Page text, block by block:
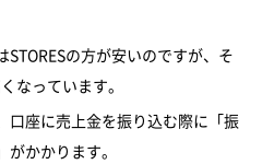
の方が安いのですが、そ
なっています。
口座に売上金を振り込む際に「振
かかります。